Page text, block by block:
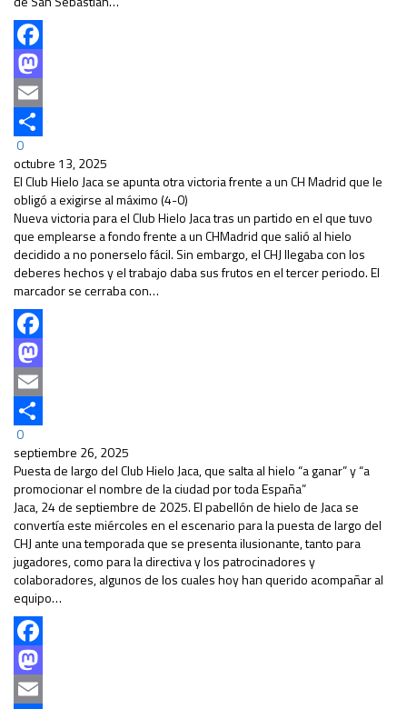
Facebook
Mastodon
Email
Compartir
0
octubre 13, 2025
El Club Hielo Jaca se apunta otra victoria frente a un CH Madrid que le
obligó a exigirse al máximo (4-0)
Nueva victoria para el Club Hielo Jaca tras un partido en el que tuvo
que emplearse a fondo frente a un CHMadrid que salió al hielo
decidido a no ponerselo fácil. Sin embargo, el CHJ llegaba con los
deberes hechos y el trabajo daba sus frutos en el tercer periodo. El
marcador se cerraba con…
Facebook
Mastodon
Email
Compartir
0
septiembre 26, 2025
Puesta de largo del Club Hielo Jaca, que salta al hielo “a ganar” y “a
promocionar el nombre de la ciudad por toda España”
Jaca, 24 de septiembre de 2025. El pabellón de hielo de Jaca se
convertía este miércoles en el escenario para la puesta de largo del
CHJ ante una temporada que se presenta ilusionante, tanto para
jugadores, como para la directiva y los patrocinadores y
colaboradores, algunos de los cuales hoy han querido acompañar al
equipo…
Facebook
Mastodon